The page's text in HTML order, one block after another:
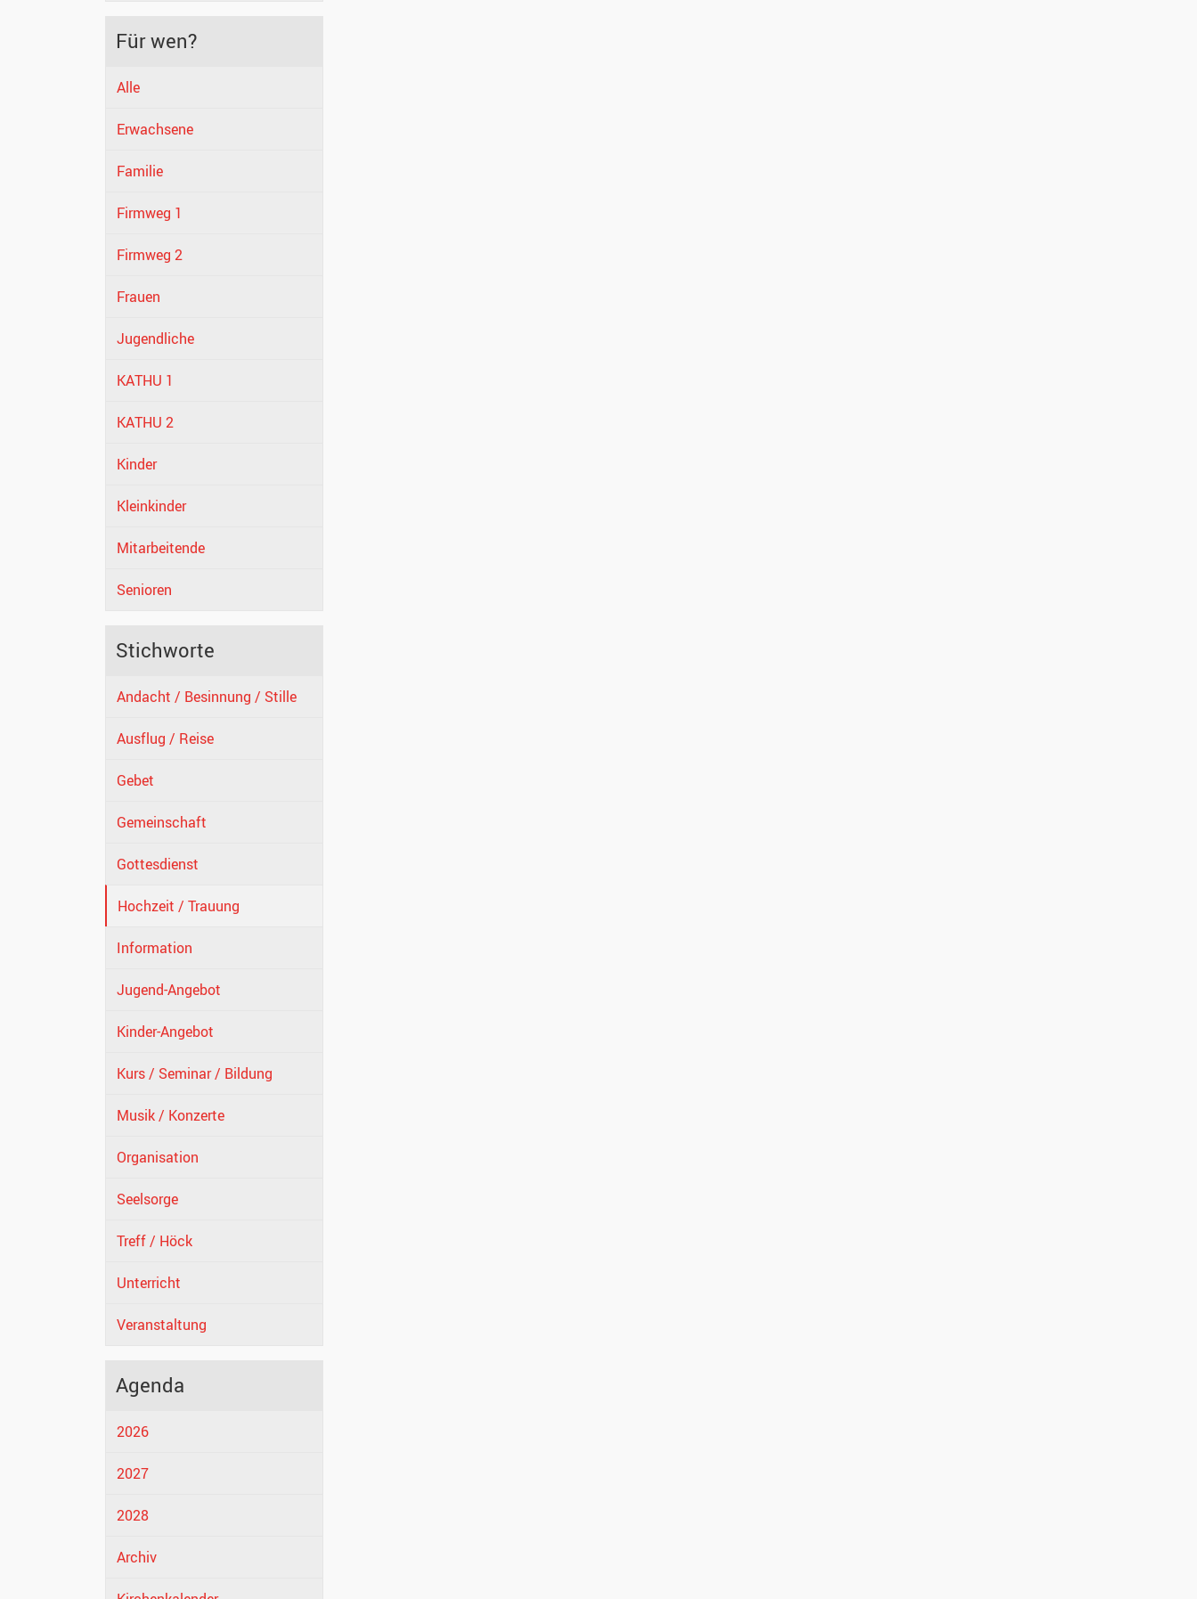
Für wen?
Alle
Erwachsene
Familie
Firmweg 1
Firmweg 2
Frauen
Jugendliche
KATHU 1
KATHU 2
Kinder
Kleinkinder
Mitarbeitende
Senioren
Stichworte
Andacht / Besinnung / Stille
Ausflug / Reise
Gebet
Gemeinschaft
Gottesdienst
Hochzeit / Trauung
Information
Jugend-Angebot
Kinder-Angebot
Kurs / Seminar / Bildung
Musik / Konzerte
Organisation
Seelsorge
Treff / Höck
Unterricht
Veranstaltung
Agenda
2026
2027
2028
Archiv